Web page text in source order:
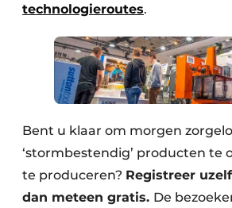
technologieroutes.
Bent u klaar om morgen
‘stormbestendig’ producten te
te produceren? Registreer
dan meteen gratis. De